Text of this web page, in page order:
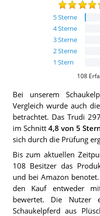
5Sterne
4Sterne
3Sterne
2Sterne
1 Stern
108
Bei unserem
Vergleich wurde auch
betrachtet. Das Trudi
im Schnitt 4,8 von 5
sich durch die Prüfung
Bis zum aktuellen
108 Besitzer das
und bei Amazon
den Kauf entweder
bewertet. Die Nutzer
Schaukelpferd aus